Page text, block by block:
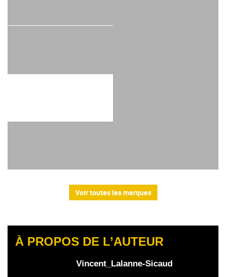
Voir toutes les marques
À PROPOS DE L’AUTEUR
Vincent_Lalanne-Sicaud